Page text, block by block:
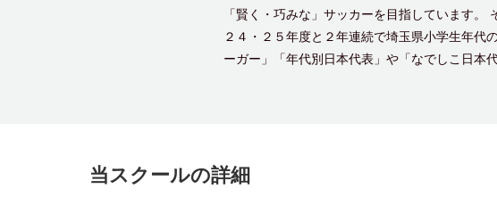
「賢く・巧みな」サッカーを目指しています
２４・２５年度と２年連続で埼玉県小学生年代
ーガー」「年代別日本代表」や「なでしこ日本
当スクールの詳細